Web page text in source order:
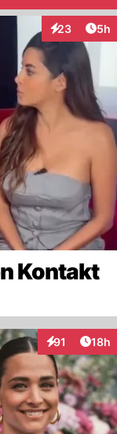
23
Interaktionen
5h
Kontakt
91
Interaktionen
18h